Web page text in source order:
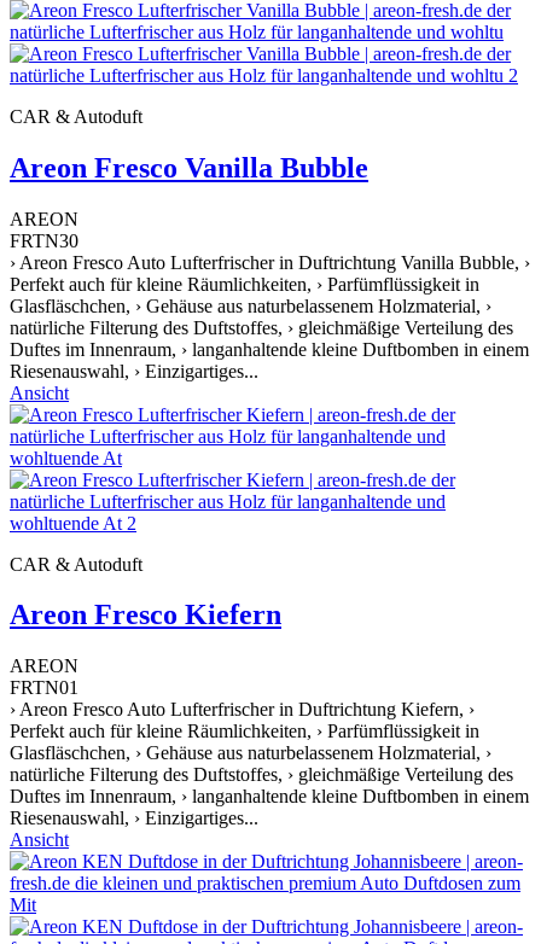
CAR & Autoduft
Areon Fresco Vanilla Bubble
AREON
FRTN30
› Areon Fresco Auto Lufterfrischer in Duftrichtung Vanilla Bubble, ›
Perfekt auch für kleine Räumlichkeiten, › Parfümflüssigkeit in
Glasfläschchen, › Gehäuse aus naturbelassenem Holzmaterial, ›
natürliche Filterung des Duftstoffes, › gleichmäßige Verteilung des
Duftes im Innenraum, › langanhaltende kleine Duftbomben in einem
Riesenauswahl, › Einzigartiges...
Ansicht
CAR & Autoduft
Areon Fresco Kiefern
AREON
FRTN01
› Areon Fresco Auto Lufterfrischer in Duftrichtung Kiefern, ›
Perfekt auch für kleine Räumlichkeiten, › Parfümflüssigkeit in
Glasfläschchen, › Gehäuse aus naturbelassenem Holzmaterial, ›
natürliche Filterung des Duftstoffes, › gleichmäßige Verteilung des
Duftes im Innenraum, › langanhaltende kleine Duftbomben in einem
Riesenauswahl, › Einzigartiges...
Ansicht